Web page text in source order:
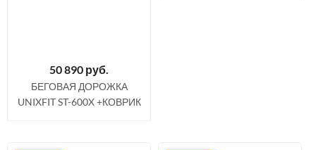
50 890 руб.
БЕГОВАЯ ДОРОЖКА
UNIXFIT ST-600X +КОВРИК